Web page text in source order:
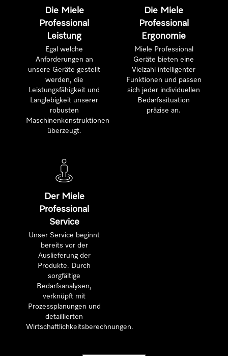
Die Miele
Professional
Leistung
Egal welche
Anforderungen an
unsere Geräte gestellt
werden, die
Leistungsfähigkeit und
Langlebigkeit unserer
robusten
Maschinenkonstruktionen
überzeugt.
Die Miele
Professional
Ergonomie
Miele Professional
Geräte bieten eine
Vielzahl intelligenter
Funktionen und passen
sich jeder individuellen
Bedarfssituation
präzise an.
Der Miele
Professional
Service
Unser Service beginnt
bereits vor der
Auslieferung der
Produkte. Durch
sorgfältige
Bedarfsanalysen,
verknüpft mit
Prozessplanungen und
detaillierten
Wirtschaftlichkeitsberechnungen.